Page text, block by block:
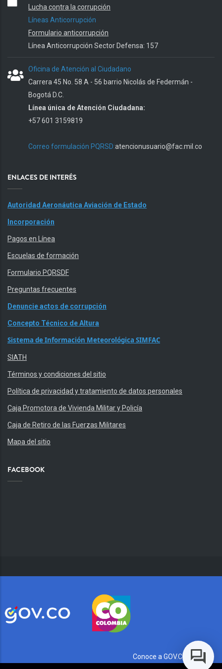
Lucha contra la corrupción
Líneas Anticorrupción
Formulario anticorrupción
Línea Anticorrupción Sector Defensa: 157
Oficina de Atención al Ciudadano
Carrera 45 No. 58 A - 56 barrio Nicolás de Federmán -
Bogotá D.C.
Línea única de Atención Ciudadana:
+57 601 3159819
Correo formulación PQRSD:atencionusuario@fac.mil.co
ENLACES DE INTERÉS
Autoridad Aeronáutica Aviación de Estado
Incorporación
Pagos en Línea
Escuelas de formación
Formulario PQRSDF
Preguntas frecuentes
Denuncie actos de corrupción
Concepto Técnico de Altura
Sistema de Información Meteorológica SIMFAC
SIATH
Términos y condiciones del sitio
Política de privacidad y tratamiento de datos personales
Caja Promotora de Vivienda Militar y Policía
Caja de Retiro de las Fuerzas Militares
Mapa del sitio
FACEBOOK
Conoce a GOV.CO aquí